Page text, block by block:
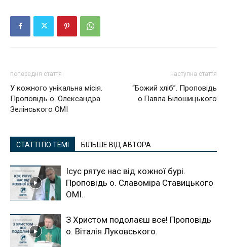
попередня стаття
У кожного унікальна місія.
Проповідь о. Олександра
Зелінського ОМІ
наступна стаття
“Божий хліб”. Проповідь
о.Павла Білошицького
СТАТТІ ПО ТЕМІ БІЛЬШЕ ВІД АВТОРА
Ісус рятує нас від кожної бурі.
Проповідь о. Славоміра Ставицького
ОМІ.
З Христом подолаєш все! Проповідь
о. Віталія Луковського.